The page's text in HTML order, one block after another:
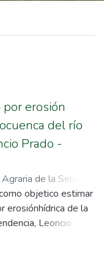
erosión
del río
Prado -
de la Selva
Mery Luz;Quiróz
objetico estimar
erosiónhídrica de la
Leoncio
lametodología